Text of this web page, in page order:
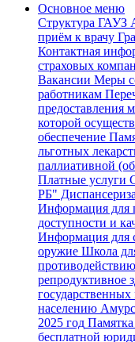
Основное меню
Структура ГАУЗ
приём к врачу
Контактная
страховых
Вакансии Меры
работникам
предоставления
которой
обеспечение
льготных
паллиативной
Платные услуги
РБ"
Информация для
доступности и
Информация для
оружие Школа
репродуктивное
государственных
населению
2025 год
бесплатной